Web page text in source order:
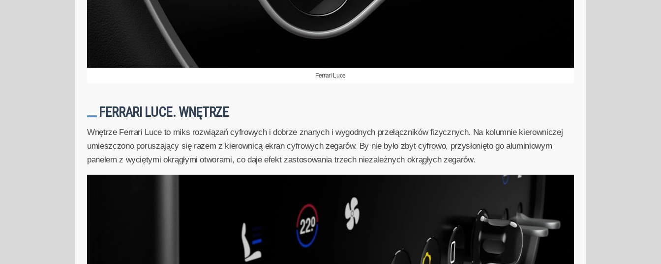
Ferrari Luce
FERRARI LUCE. WNĘTRZE
Wnętrze Ferrari Luce to miks rozwiązań cyfrowych i dobrze znanych i wygodnych przełączników fizycznych. Na kolumnie kierowniczej
umieszczono poruszający się razem z kierownicą ekran cyfrowych zegarów. By nie było zbyt cyfrowo, przysłonięto go aluminiowym
panelem z wyciętymi okrągłymi otworami, co daje efekt zastosowania trzech niezależnych okrągłych zegarów.